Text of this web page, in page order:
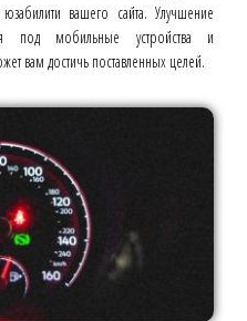
вашего сайта. Улучшение
под мобильные устройства и
вам достичь поставленных целей.